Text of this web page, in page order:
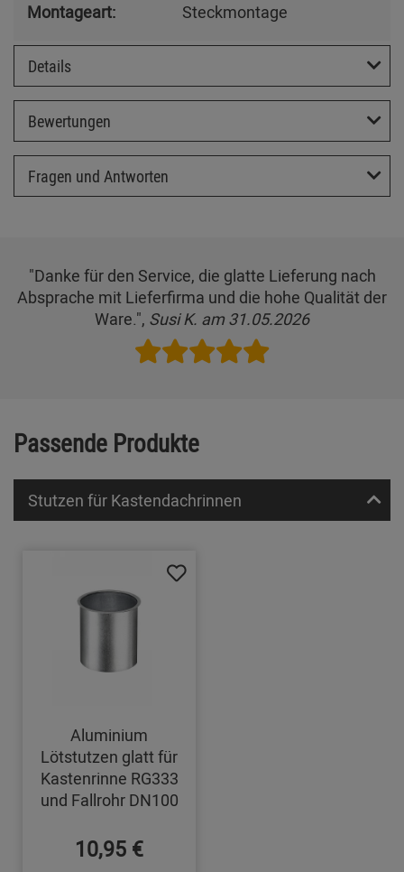
Montageart:
Steckmontage
Details
Bewertungen
Fragen und Antworten
"Danke für den Service, die glatte Lieferung nach
Absprache mit Lieferfirma und die hohe Qualität der
Ware.", Susi K. am 31.05.2026
Passende Produkte
Stutzen für Kastendachrinnen
Aluminium
Lötstutzen glatt für
Kastenrinne RG333
und Fallrohr DN100
10,95 €